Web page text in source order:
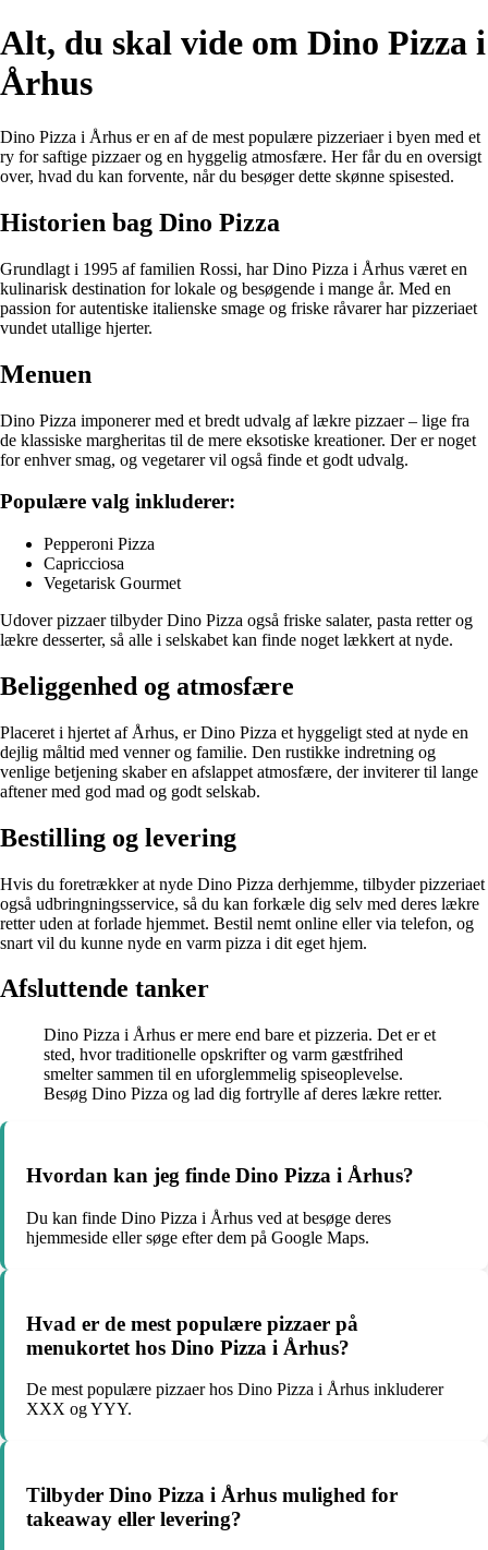
Alt, du skal vide om Dino Pizza i
Århus
Dino Pizza i Århus er en af de mest populære pizzeriaer i byen med et
ry for saftige pizzaer og en hyggelig atmosfære. Her får du en oversigt
over, hvad du kan forvente, når du besøger dette skønne spisested.
Historien bag Dino Pizza
Grundlagt i 1995 af familien Rossi, har Dino Pizza i Århus været en
kulinarisk destination for lokale og besøgende i mange år. Med en
passion for autentiske italienske smage og friske råvarer har pizzeriaet
vundet utallige hjerter.
Menuen
Dino Pizza imponerer med et bredt udvalg af lækre pizzaer – lige fra
de klassiske margheritas til de mere eksotiske kreationer. Der er noget
for enhver smag, og vegetarer vil også finde et godt udvalg.
Populære valg inkluderer:
Pepperoni Pizza
Capricciosa
Vegetarisk Gourmet
Udover pizzaer tilbyder Dino Pizza også friske salater, pasta retter og
lækre desserter, så alle i selskabet kan finde noget lækkert at nyde.
Beliggenhed og atmosfære
Placeret i hjertet af Århus, er Dino Pizza et hyggeligt sted at nyde en
dejlig måltid med venner og familie. Den rustikke indretning og
venlige betjening skaber en afslappet atmosfære, der inviterer til lange
aftener med god mad og godt selskab.
Bestilling og levering
Hvis du foretrækker at nyde Dino Pizza derhjemme, tilbyder pizzeriaet
også udbringningsservice, så du kan forkæle dig selv med deres lækre
retter uden at forlade hjemmet. Bestil nemt online eller via telefon, og
snart vil du kunne nyde en varm pizza i dit eget hjem.
Afsluttende tanker
Dino Pizza i Århus er mere end bare et pizzeria. Det er et
sted, hvor traditionelle opskrifter og varm gæstfrihed
smelter sammen til en uforglemmelig spiseoplevelse.
Besøg Dino Pizza og lad dig fortrylle af deres lækre retter.
Hvordan kan jeg finde Dino Pizza i Århus?
Du kan finde Dino Pizza i Århus ved at besøge deres
hjemmeside eller søge efter dem på Google Maps.
Hvad er de mest populære pizzaer på
menukortet hos Dino Pizza i Århus?
De mest populære pizzaer hos Dino Pizza i Århus inkluderer
XXX og YYY.
Tilbyder Dino Pizza i Århus mulighed for
takeaway eller levering?